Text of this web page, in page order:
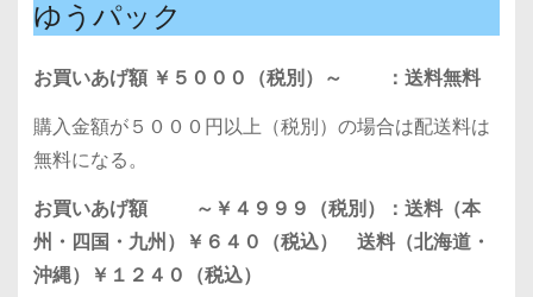
ゆうパック
お買いあげ額 ￥５０００（税別）～ ：送料無料
購入金額が５０００円以上（税別）の場合は配送料は
無料になる。
お買いあげ額 ～￥４９９９（税別）：送料（本
州・四国・九州）￥６４０（税込） 送料（北海道・
沖縄）￥１２４０（税込）